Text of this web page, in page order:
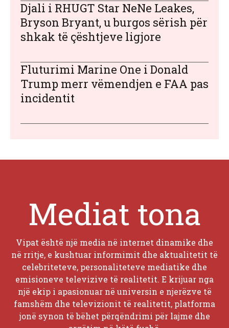
Djali i RHUGT Star NeNe Leakes,
Bryson Bryant, u burgos sërish për
shkak të çështjeve ligjore
Fluturimi Marine One i Donald
Trump merr vëmendjen e FAA pas
incidentit
Mediat tona
Vipat është një media në internet dinamike dhe
në rritje, e kushtuar informimit dhe aktualitetit të
celebriteteve, personaliteteve mediatike dhe
emisioneve televizive të realitetit. E krijuar nga
një ekip i apasionuar në universin e njerëzve të
famshëm dhe televizionit të realitetit, platforma
jonë synon të bëhet përqëndrimi për lajme dhe